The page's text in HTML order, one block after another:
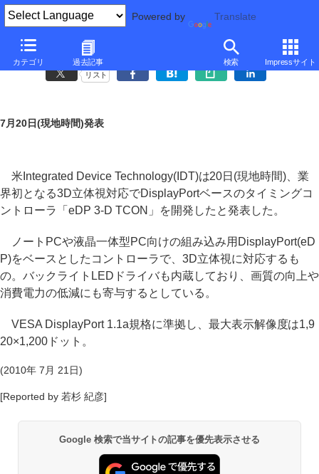
Powered by Translate
カテゴリ 過去記事 検索 Impressサイト
IDT、3D立体視対応DisplayPortタイミングコントローラ
リスト
7月20日(現地時間)発表
米Integrated Device Technology(IDT)は20日(現地時間)、業
界初となる3D立体視対応でDisplayPortベースのタイミングコ
ントローラ「eDP 3-D TCON」を開発したと発表した。
ノートPCや液晶一体型PC向けの組み込み用DisplayPort(eD
P)をベースとしたコントローラで、3D立体視に対応するも
の。バックライトLEDドライバも内蔵しており、画質の向上や
消費電力の低減にも寄与するとしている。
VESA DisplayPort 1.1a規格に準拠し、最大表示解像度は1,9
20×1,200ドット。
(2010年 7月 21日)
[Reported by 若杉 紀彦]
Google 検索で当サイトの記事を優先表示させる